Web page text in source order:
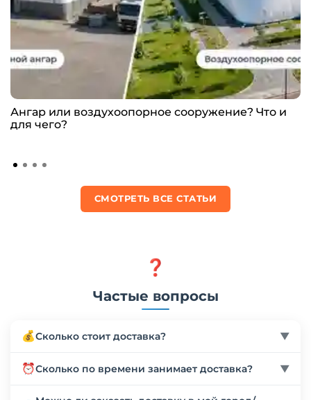
Ангар или воздухоопорное сооружение? Что и
для чего?
СМОТРЕТЬ ВСЕ СТАТЬИ
❓
Частые вопросы
💰Сколько стоит доставка? ▼
в зависимости от веса, габаритов товара и региона
⏰Сколько по времени занимает доставка? ▼